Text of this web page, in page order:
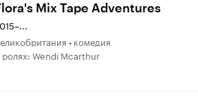
Mix Tape Adventures
• комедия
ролях: Wendi Mcarthur